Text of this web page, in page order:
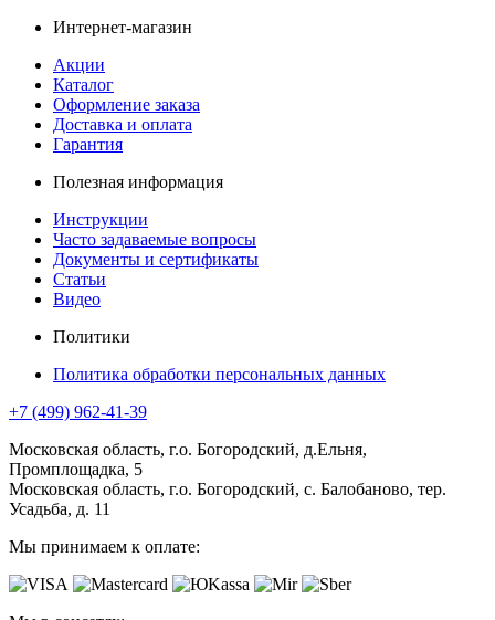
Интернет-магазин
Акции
Каталог
Оформление заказа
Доставка и оплата
Гарантия
Полезная информация
Инструкции
Часто задаваемые вопросы
Документы и сертификаты
Статьи
Видео
Политики
Политика обработки персональных данных
+7 (499) 962-41-39
Московская область, г.о. Богородский, д.Ельня,
Промплощадка, 5
Московская область, г.о. Богородский, с. Балобаново, тер.
Усадьба, д. 11
Мы принимаем к оплате: